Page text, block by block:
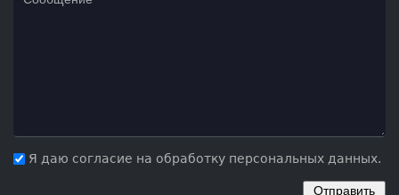
Я даю согласие на обработку персональных данных.